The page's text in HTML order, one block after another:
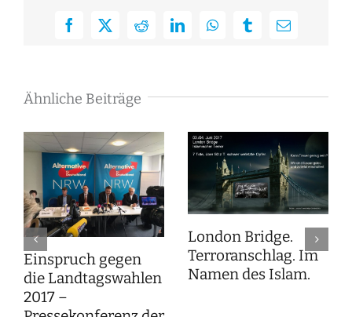
Facebook
X RedditLinkedInWhatsAppTumblrE-
Ähnliche Beiträge
Einspruch gegen
die Landtagswahlen
2017 –
London Bridge.
Terroranschlag. Im
Namen des Islam.